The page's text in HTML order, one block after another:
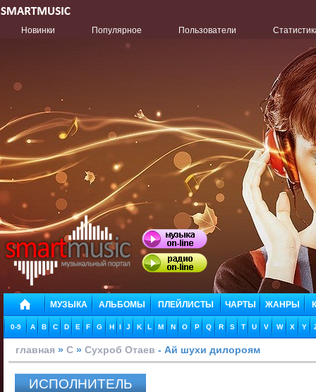
Новинки Популярное Пользователи
МУЗЫКА АЛЬБОМЫ ПЛЕЙЛИСТЫ ЧАРТЫ ЖАНРЫ
0-9 A B C D E F G H I J K L M N O P Q R S T U V W X Y
главная » С » Сухроб Отаев - Ай шухи дилороям
ИСПОЛНИТЕЛЬ